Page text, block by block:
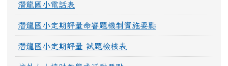
潛龍國小電話表
潛龍國小定期評量命審題機制實施要點
潛龍國小定期評量 試題檢核表